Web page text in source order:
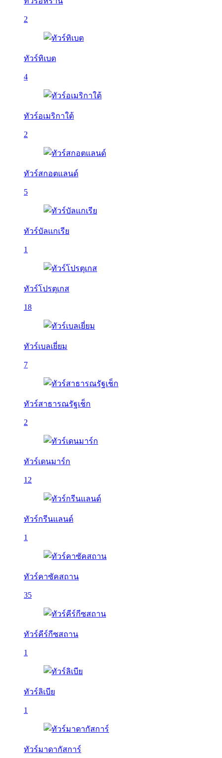
2
ทัวร์ทิเบต
4
ทัวร์อเมริกาใต้
2
ทัวร์สกอตแลนด์
5
ทัวร์บัลเเกเรีย
1
ทัวร์โปรตุเกส
18
ทัวร์เบลเยี่ยม
7
ทัวร์สาธารณรัฐเช็ก
2
ทัวร์เดนมาร์ก
12
ทัวร์กรีนแลนด์
1
ทัวร์คาซัคสถาน
35
ทัวร์คีร์กีซสถาน
1
ทัวร์ลิเบีย
1
ทัวร์มาดากัสการ์